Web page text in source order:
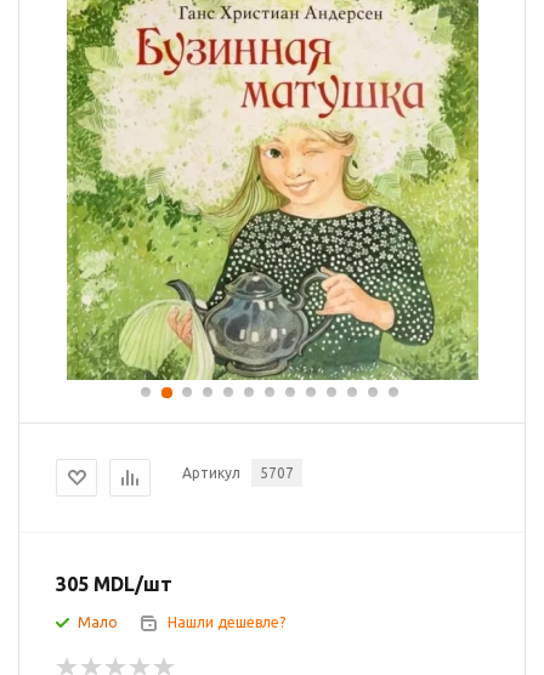
Артикул 5707
305 MDL/шт
Мало Нашли дешевле?